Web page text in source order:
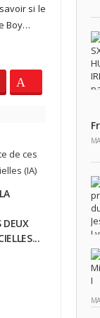
si le
Boy…
DEUX